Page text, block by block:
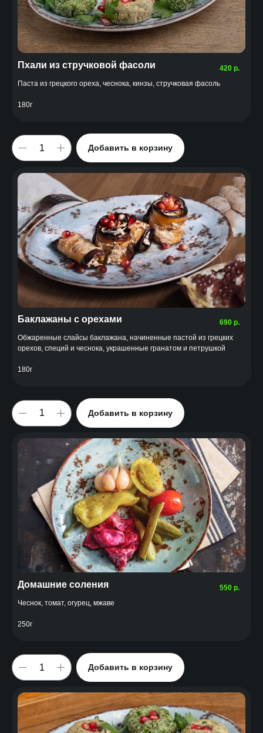
420 р.
Пхали из стручковой фасоли
Паста из грецкого ореха, чеснока, кинзы, стручковая фасоль
180г
Добавить в корзину
690 р.
Баклажаны с орехами
Обжаренные слайсы баклажана, начиненные пастой из грецких
орехов, специй и чеснока, украшенные гранатом и петрушкой
180г
Добавить в корзину
550 р.
Домашние соления
Чеснок, томат, огурец, мжаве
250г
Добавить в корзину